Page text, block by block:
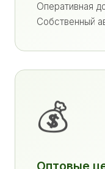
Оперативная
Собственный
💰
Оптовые